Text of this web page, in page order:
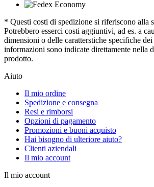
* Questi costi di spedizione si riferiscono alla
Potrebbero esserci costi aggiuntivi, ad es. a
dimensioni o delle caratterstiche specifiche
informazioni sono indicate direttamente nella
prodotto.
Aiuto
Il mio ordine
Spedizione e consegna
Resi e rimborsi
Opzioni di pagamento
Promozioni e buoni acquisto
Hai bisogno di ulteriore aiuto?
Clienti aziendali
Il mio account
Il mio account